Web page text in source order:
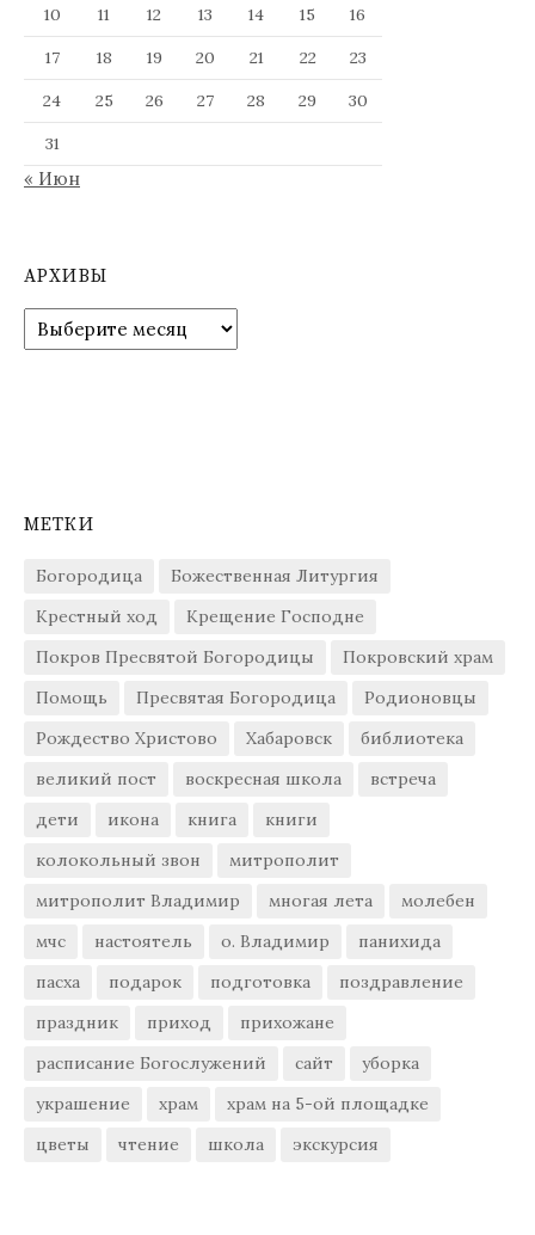
10
11 12 13 14 15
16
17
18 19 20 21 22
23
24
25 26 27 28 29
30
31
« Июн
АРХИВЫ
Архивы
МЕТКИ
Богородица
Божественная Литургия
Крестный ход
Крещение Господне
Покров Пресвятой Богородицы
Покровский храм
Помощь
Пресвятая Богородица
Родионовцы
Рождество Христово
Хабаровск
библиотека
великий пост
воскресная школа
встреча
дети
икона книга
книги
колокольный звон
митрополит
митрополит Владимир
многая лета
молебен
мчс
настоятель о. Владимир
панихида
пасха
подарок подготовка
поздравление
праздник
приход
прихожане
расписание Богослужений
сайт
уборка
украшение
храм
храм на 5-ой площадке
цветы
чтение школа экскурсия